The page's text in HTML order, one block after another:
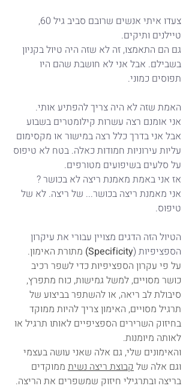
צעדו איתי אנשים שרובם סביב גיל 60,
טיילנים ותיקים.
גם הם התאמצו, זה לא שזה היה טיול בקניון
בשבילם. אבל אני לא חושבת שהם היו
תפוסים כמוני.
האמת שזה לא היה צריך להפתיע אותי.
אני אומנם רצה עשרות קילומטרים בשבוע
אבל אני בדרך כלל רצה במישור או מקסימום
עליות עירוניות חמודות כאלה. בטח לא טיפוס
על סלעים בשיפועים מטורפים.
אז אני באמת מאמנת ריצה לא בכושר ?
אני מאמנת ריצה בכושר... של ריצה. לא של
טיפוס.
הטיול הזה הדגים מצויין עבורי את עיקרון
הספציפיות (Specificity) מתורת האימון.
על פי עקרון הספציפיות כדי לשפר רכיב
כושר מסויים, למשל גמישות, כוח מתפרץ,
סיבולת לב ריאה, או להשתפר בביצוע של
תרגיל מסויים, האימון צריך להיות ממוקד
בחיזוק השרירים הספציפיים לאותו תרגיל או
לאותה מיומנות.
והאימונים שלי, גם אלה שאני עושה בעצמי
וגם אלה של קבוצת ריצה נשית ממוקדים
בריצה ובתרגילי חיזוק שמשפרים את הריצה.